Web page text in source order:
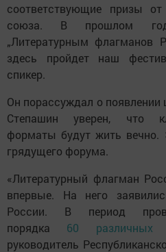
соответствующие призы от
союза. В прошлом
„Литературным флагманов
здесь пройдет наш
спикер.
Он порассуждал о появлении
Степашин уверен, что
форматы будут жить вечно.
грядущего форума.
«Литературный флагман
впервые. На него
России. В период
порядка 60 различных
руководитель